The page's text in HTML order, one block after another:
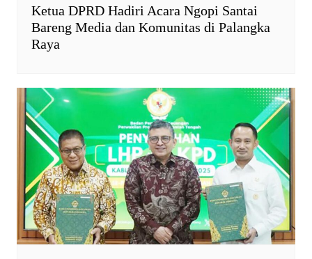
Ketua DPRD Hadiri Acara Ngopi Santai
Bareng Media dan Komunitas di Palangka
Raya